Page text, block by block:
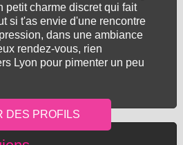
petit charme discret qui fait
si t'as envie d'une rencontre
dans une ambiance
rendez-vous, rien
Lyon pour pimenter un peu